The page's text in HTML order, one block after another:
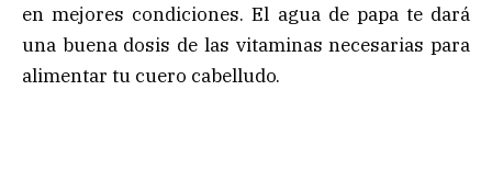
en mejores condiciones. El agua de papa te dará
una buena dosis de las vitaminas necesarias para
alimentar tu cuero cabelludo.